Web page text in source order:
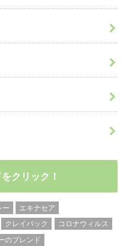
クリック！
ー
エキナセア
クレイパック
コロナウィルス
のブレンド